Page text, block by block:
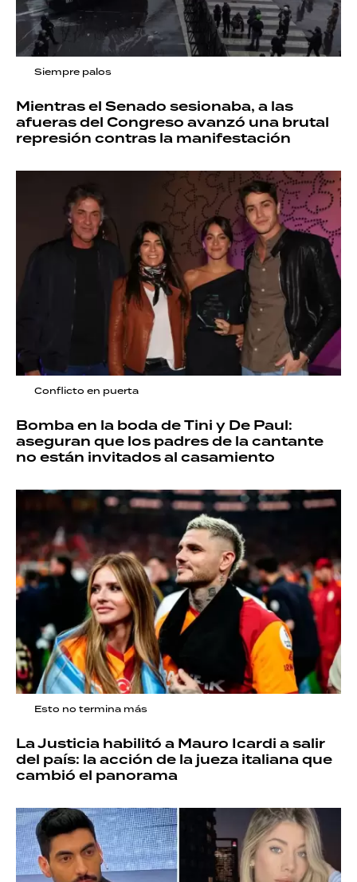
Siempre palos
Mientras el Senado sesionaba, a las
afueras del Congreso avanzó una brutal
represión contras la manifestación
Conflicto en puerta
Bomba en la boda de Tini y De Paul:
aseguran que los padres de la cantante
no están invitados al casamiento
Esto no termina más
La Justicia habilitó a Mauro Icardi a salir
del país: la acción de la jueza italiana que
cambió el panorama